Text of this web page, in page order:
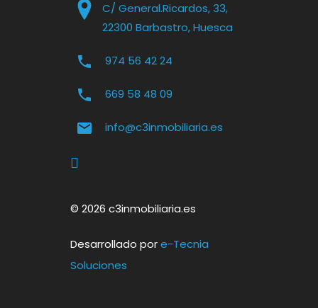
C/ General.Ricardos, 33,
22300 Barbastro, Huesca
974 56 42 24
669 58 48 09
info@c3inmobiliaria.es
© 2026 c3inmobiliaria.es
Desarrollado pore-Tecnia
Soluciones